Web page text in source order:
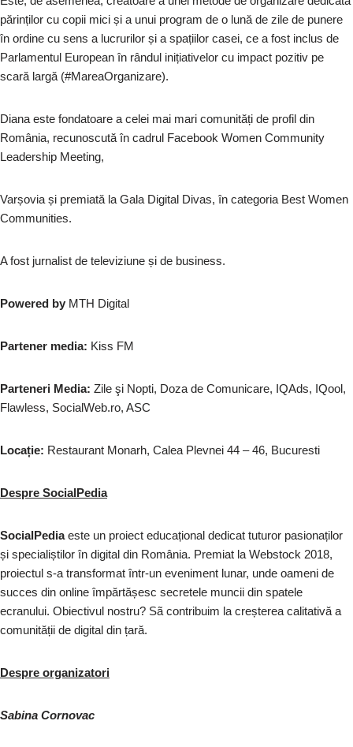
părinților cu copii mici și a unui program de o lună de zile de punere
în ordine cu sens a lucrurilor și a spațiilor casei, ce a fost inclus de
Parlamentul European în rândul inițiativelor cu impact pozitiv pe
scară largă (#MareaOrganizare).
Diana este fondatoare a celei mai mari comunități de profil din
România, recunoscută în cadrul Facebook Women Community
Leadership Meeting,
Varșovia și premiată la Gala Digital Divas, în categoria Best Women
Communities.
A fost jurnalist de televiziune și de business.
Powered by MTH Digital
Partener media: Kiss FM
Parteneri Media: Zile şi Nopti, Doza de Comunicare, IQAds, IQool,
Flawless, SocialWeb.ro, ASC
Locație: Restaurant Monarh, Calea Plevnei 44 – 46, Bucuresti
Despre SocialPedia
SocialPediaeste un proiect educațional dedicat tuturor pasionaților
și specialiștilor în digital din România. Premiat la Webstock 2018,
proiectul s-a transformat într-un eveniment lunar, unde oameni de
succes din online împărtășesc secretele muncii din spatele
ecranului. Obiectivul nostru? Sã contribuim la creșterea calitativă a
comunității de digital din țară.
Despre organizatori
Sabina Cornovac